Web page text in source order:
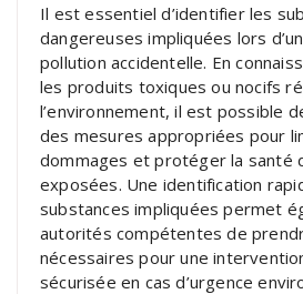
Il est essentiel d’identifier les
dangereuses impliquées lors
pollution accidentelle. En
les produits toxiques ou nocifs
l’environnement, il est possible
des mesures appropriées pour
dommages et protéger la santé
exposées. Une identification
substances impliquées permet
autorités compétentes de
nécessaires pour une
sécurisée en cas d’urgence